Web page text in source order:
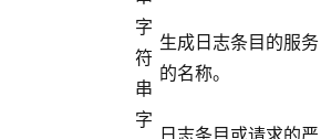
字
符
串
生成日志条目的服务
的名称。
字
日志条目或请求的严